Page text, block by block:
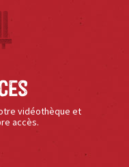
vidéothèque et
accès.